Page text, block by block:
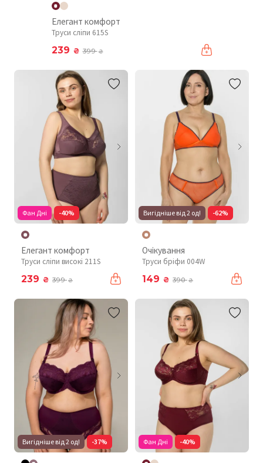
Елегант комфорт
Труси сліпи 615S
239 ₴ 399₴
Фан Дні -40%
Елегант комфорт
Труси сліпи високі 211S
239 ₴ 399₴
Вигідніше від 2 од! -62%
Очікування
Труси бріфи 004W
149 ₴ 390₴
Вигідніше від 2 од! -37% Фан Дні -40%